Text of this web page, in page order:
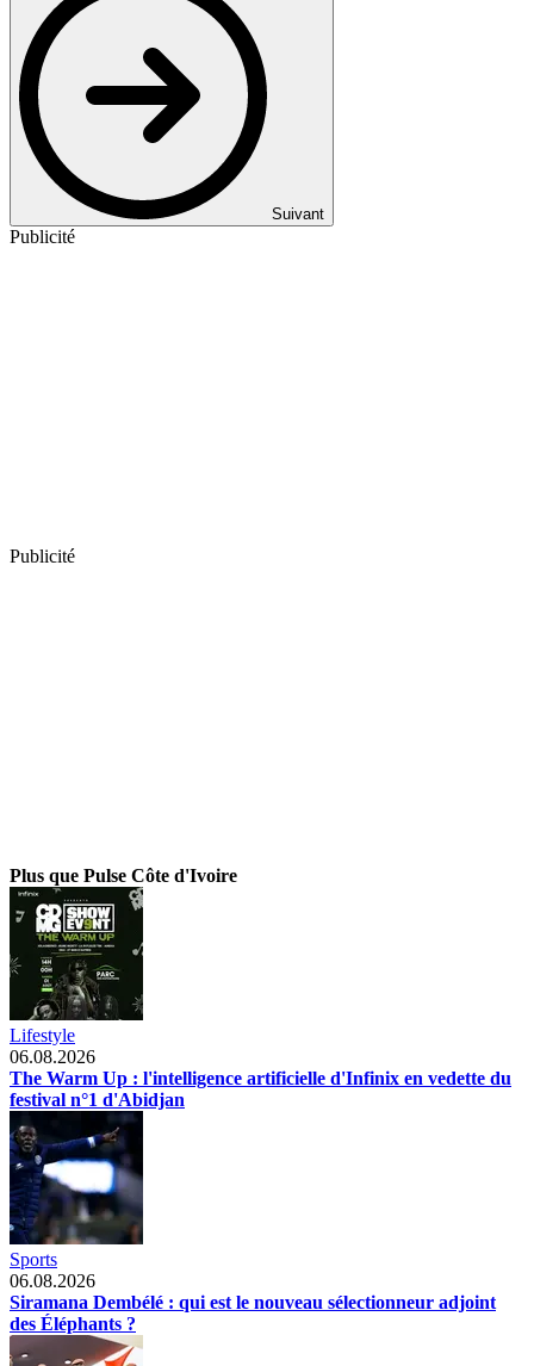
Suivant
Publicité
Publicité
Plus que Pulse Côte d'Ivoire
Lifestyle
06.08.2026
The Warm Up : l'intelligence artificielle d'Infinix en vedette du
festival n°1 d'Abidjan
Sports
06.08.2026
Siramana Dembélé : qui est le nouveau sélectionneur adjoint
des Éléphants ?